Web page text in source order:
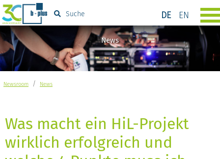
DE EN
Suche
News
Newsroom / News
Was macht ein HiL-Projekt
wirklich erfolgreich und